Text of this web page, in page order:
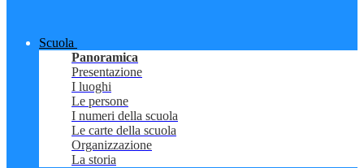
Scuola
Panoramica
Presentazione
I luoghi
Le persone
I numeri della scuola
Le carte della scuola
Organizzazione
La storia